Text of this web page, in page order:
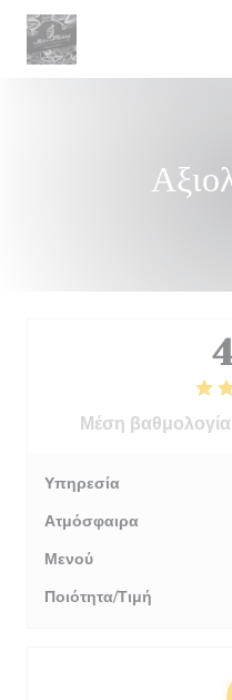
Πίνακας διαχείρισης
Μέση
Υπηρεσία
Ατμόσφαιρα
Μενού
Ποιότητα/Τιμή